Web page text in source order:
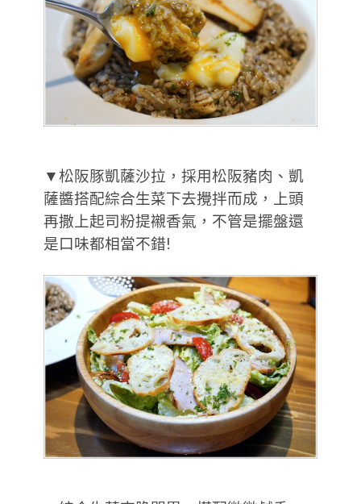
▼松阪豚凱薩沙拉，採用松阪豬肉、凱
薩醬搭配綜合生菜下去攪拌而成，上頭
再撒上起司粉提襯香氣，不管是擺盤還
是口味都相當不錯!